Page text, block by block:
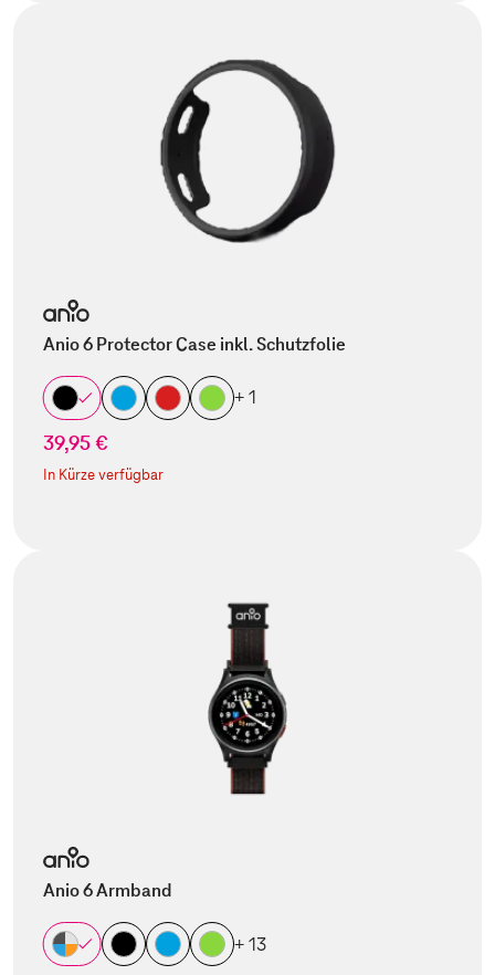
Anio 6 Protector Case inkl. Schutzfolie
+ 1
39,95 €
In Kürze verfügbar
Anio 6 Armband
+ 13